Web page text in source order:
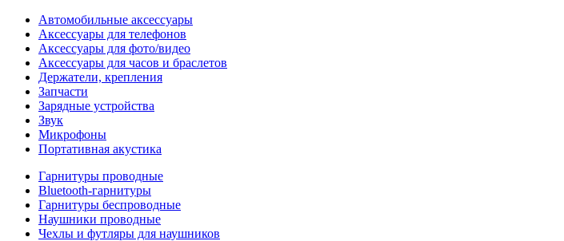
Автомобильные аксессуары
Аксессуары для телефонов
Аксессуары для фото/видео
Аксессуары для часов и браслетов
Держатели, крепления
Запчасти
Зарядные устройства
Звук
Микрофоны
Портативная акустика
Гарнитуры проводные
Bluetooth-гарнитуры
Гарнитуры беспроводные
Наушники проводные
Чехлы и футляры для наушников